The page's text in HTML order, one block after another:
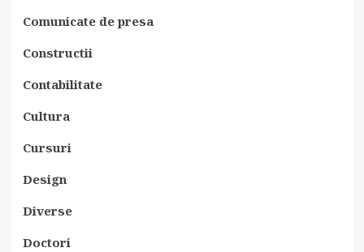
Comunicate de presa
Constructii
Contabilitate
Cultura
Cursuri
Design
Diverse
Doctori